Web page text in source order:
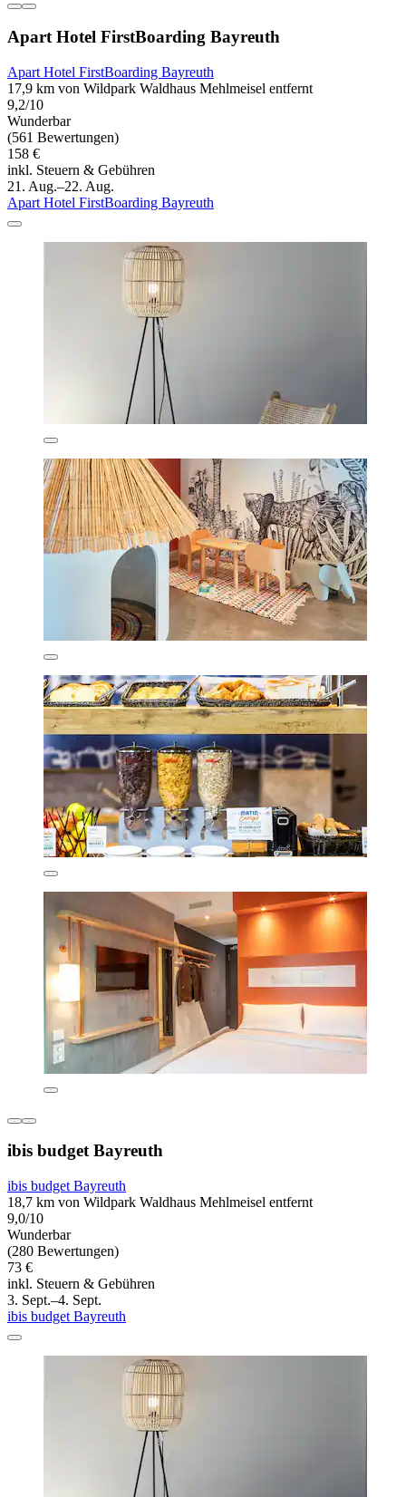
Apart Hotel FirstBoarding Bayreuth
Apart Hotel FirstBoarding Bayreuth
17,9 km von Wildpark Waldhaus Mehlmeisel entfernt
9,2/10
Wunderbar
(561 Bewertungen)
158 €
inkl. Steuern & Gebühren
21. Aug.–22. Aug.
Apart Hotel FirstBoarding Bayreuth
ibis budget Bayreuth
ibis budget Bayreuth
18,7 km von Wildpark Waldhaus Mehlmeisel entfernt
9,0/10
Wunderbar
(280 Bewertungen)
73 €
inkl. Steuern & Gebühren
3. Sept.–4. Sept.
ibis budget Bayreuth